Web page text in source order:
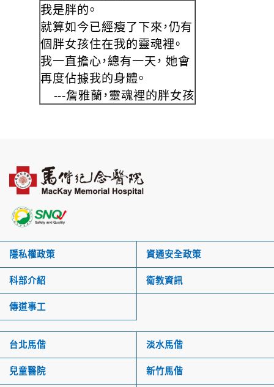
我是胖的。
就算如今已經瘦了下來，仍有
個胖女孩住在我的靈魂裡。
我一直擔心，總有一天， 她會
再度佔據我的身體。
---詹雅蘭，靈魂裡的胖女孩
隱私權政策 資通安全政策
科部介紹 衛教資訊
傳道事工
台北馬偕 淡水馬偕
兒童醫院 新竹馬偕